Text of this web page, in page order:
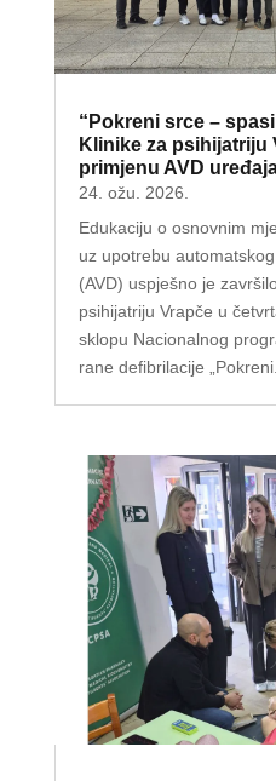
“Pokreni srce –
Klinike za psihijatriju
primjenu AVD
24. ožu. 2026.
Edukaciju o osnovnim
uz upotrebu
(AVD) uspješno je
psihijatriju Vrapče u
sklopu Nacionalnog
rane defibrilacije